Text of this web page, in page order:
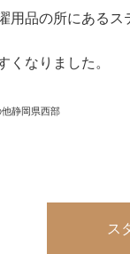
品の所にあるス
くなりました。
静岡県西部
ス